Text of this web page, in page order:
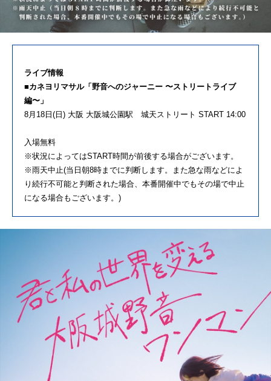
ライブ情報
■カネヨリマサル「野音へのジャーニー 〜ストリートライブ
編〜」
8月18日(日) 大阪 大阪城公園駅 城天ストリート START 14:00
入場無料
※状況によってはSTART時間が前後する場合がございます。
※雨天中止(当日朝8時までに判断します。また急な雨などによ
り続行不可能と判断された場合、本番開催中でもその場で中止
になる場合もございます。)